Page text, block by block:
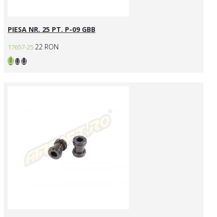
PIESA NR. 25 PT. P-09 GBB
17657-25 22 RON